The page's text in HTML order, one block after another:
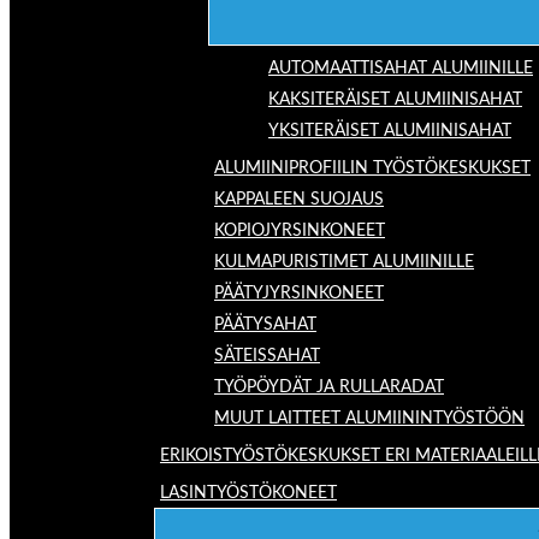
AUTOMAATTISAHAT ALUMIINILLE
KAKSITERÄISET ALUMIINISAHAT
YKSITERÄISET ALUMIINISAHAT
ALUMIINIPROFIILIN TYÖSTÖKESKUKSET
KAPPALEEN SUOJAUS
KOPIOJYRSINKONEET
KULMAPURISTIMET ALUMIINILLE
PÄÄTYJYRSINKONEET
PÄÄTYSAHAT
SÄTEISSAHAT
TYÖPÖYDÄT JA RULLARADAT
MUUT LAITTEET ALUMIININTYÖSTÖÖN
ERIKOISTYÖSTÖKESKUKSET ERI
LASINTYÖSTÖKONEET